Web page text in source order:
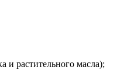
растительного масла);